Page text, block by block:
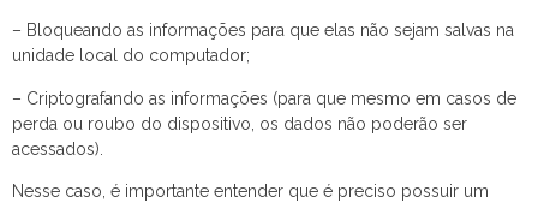
– Bloqueando as informações para que elas não sejam salvas na
unidade local do computador;
– Criptografando as informações (para que mesmo em casos de
perda ou roubo do dispositivo, os dados não poderão ser
acessados).
Nesse caso, é importante entender que é preciso possuir um